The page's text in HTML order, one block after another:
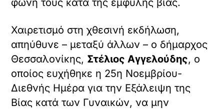
Χαιρετισμό στη χθεσινή εκδήλωση,
απηύθυνε – μεταξύ άλλων – ο δήμαρχος
Θεσσαλονίκης, Στέλιος Αγγελούδης, ο
οποίος ευχήθηκε η 25η Νοεμβρίου-
Διεθνής Ημέρα για την Εξάλειψη της
Βίας κατά των Γυναικών, να μην